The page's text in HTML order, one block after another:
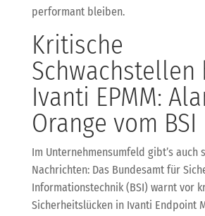
performant bleiben.
Kritische
Schwachstellen
Ivanti EPMM:
Orange vom BSI
Im Unternehmensumfeld gibt’s auch
Nachrichten: Das Bundesamt für
Informationstechnik (BSI) warnt vor
Sicherheitslücken in Ivanti Endpoint